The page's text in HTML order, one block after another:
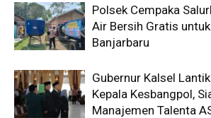
Polsek Cempaka
Air Bersih Gratis
Banjarbaru
Gubernur Kalsel
Kepala Kesbangpol,
Manajemen Talenta